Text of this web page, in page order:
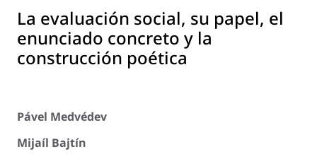
La evaluación social, su papel, el
enunciado concreto y la
construcción poética
Pável Medvédev
Mijaíl Bajtín